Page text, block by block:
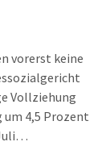
vorerst keine
Vollziehung
um 4,5 Prozent